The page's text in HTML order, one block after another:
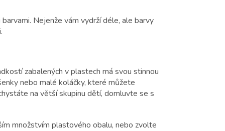
Nejenže vám vydrží déle, ale barvy
zabalených v plastech má svou stinnou
nebo malé koláčky, které můžete
na větší skupinu dětí, domluvte se s
množstvím plastového obalu, nebo zvolte